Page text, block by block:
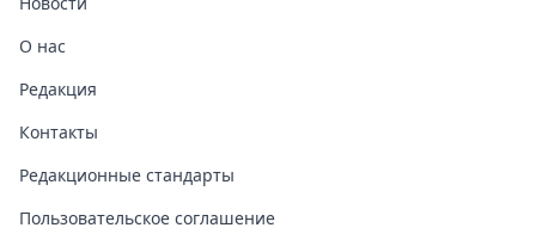
О нас
Редакция
Контакты
Редакционные стандарты
Пользовательское соглашение